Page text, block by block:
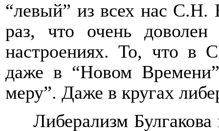
“левый” из всех нас С.Н.
раз, что очень
настроениях. То, что в
даже в “Новом
меру”. Даже в кругах
Либерализм